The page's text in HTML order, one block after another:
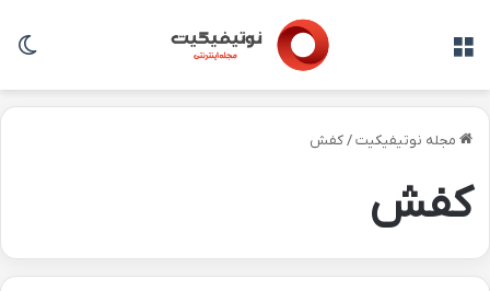
مجله نوتیفیکیت/کفش
کفش